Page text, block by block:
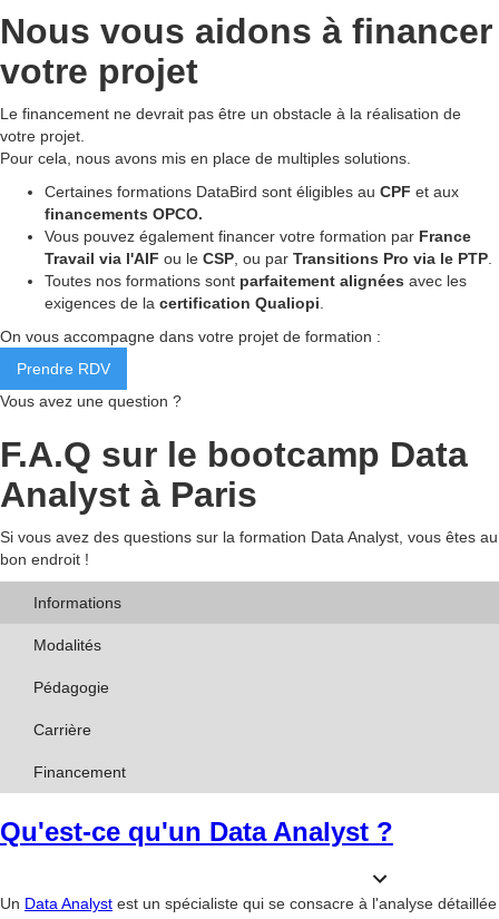
Nous vous aidons à financer
votre projet
Le financement ne devrait pas être un obstacle à la réalisation de
votre projet.
Pour cela, nous avons mis en place de multiples solutions.
Certaines formations DataBird sont éligibles au CPF et aux
financements OPCO.
Vous pouvez également financer votre formation par France
Travail via l'AIF ou le CSP, ou par Transitions Pro via le PTP.
Toutes nos formations sont parfaitement alignées avec les
exigences de la certification Qualiopi.
On vous accompagne dans votre projet de formation :
Prendre RDV
Vous avez une question ?
F.A.Q sur le bootcamp Data
Analyst à Paris
Si vous avez des questions sur la formation Data Analyst, vous êtes au
bon endroit !
Informations
Modalités
Pédagogie
Carrière
Financement
Qu'est-ce qu'un Data Analyst ?
Un Data Analyst est un spécialiste qui se consacre à l'analyse détaillée